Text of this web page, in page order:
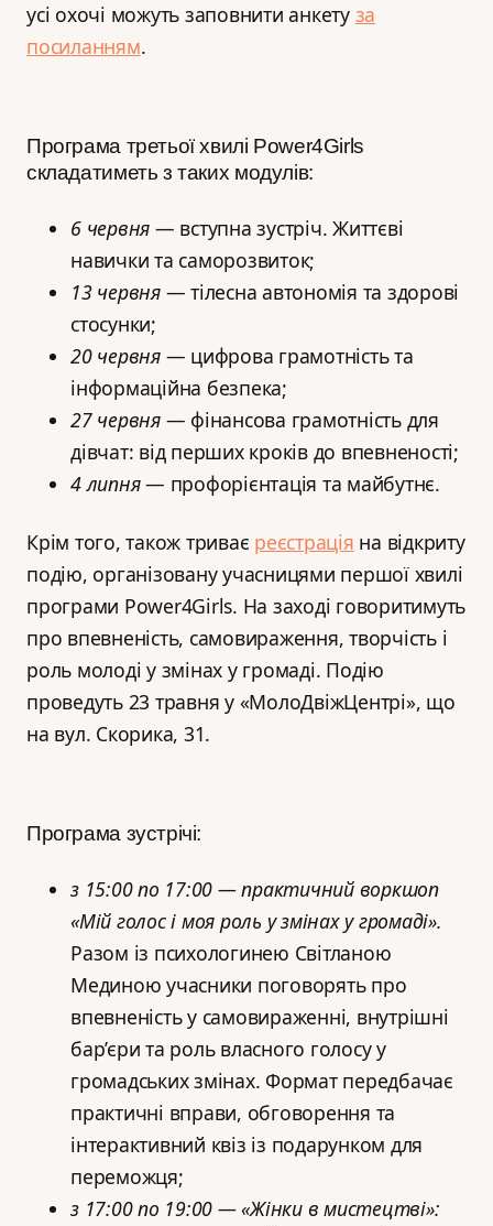
усі охочі можуть заповнити анкету за
посиланням.
Програма третьої хвилі Power4Girls
складатиметь з таких модулів:
6 червня — вступна зустріч. Життєві
навички та саморозвиток;
13 червня — тілесна автономія та здорові
стосунки;
20 червня— цифрова грамотність та
інформаційна безпека;
27 червня— фінансова грамотність для
дівчат: від перших кроків до впевненості;
4 липня— профорієнтація та майбутнє.
Крім того, також триває реєстрація на відкриту
подію, організовану учасницями першої хвилі
програми Power4Girls. На заході говоритимуть
про впевненість, самовираження, творчість і
роль молоді у змінах у громаді. Подію
проведуть 23 травня у «МолоДвіжЦентрі», що
на вул. Скорика, 31.
Програма зустрічі:
з 15:00 по 17:00 — практичний воркшоп
«Мій голос і моя роль у змінах у громаді».
Разом із психологинею Світланою
Мединою учасники поговорять про
впевненість у самовираженні, внутрішні
бар’єри та роль власного голосу у
громадських змінах. Формат передбачає
практичні вправи, обговорення та
інтерактивний квіз із подарунком для
переможця;
з 17:00 по 19:00 — «Жінки в мистецтві»: